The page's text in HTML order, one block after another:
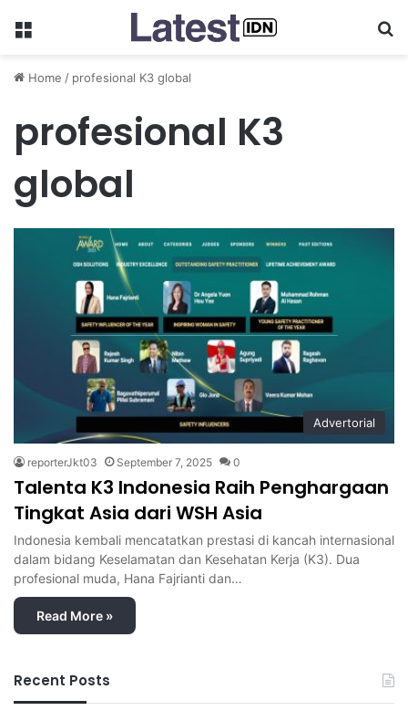
Menu
Home / profesional K3 global
profesional K3
global
Advertorial
reporterJkt03 September 7, 2025 0
Talenta K3 Indonesia Raih Penghargaan
Tingkat Asia dari WSH Asia
Indonesia kembali mencatatkan prestasi di kancah internasional
dalam bidang Keselamatan dan Kesehatan Kerja (K3). Dua
profesional muda, Hana Fajrianti dan…
Read More »
Recent Posts